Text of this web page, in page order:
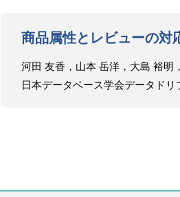
商品属性とレビューの対
河田 友香，山本 岳洋，大島 裕明
日本データベース学会データドリ